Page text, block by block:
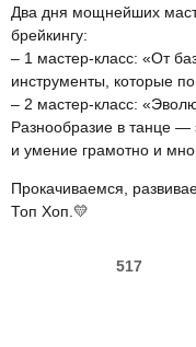
Два дня мощнейших
брейкингу:
– 1 мастер-класс: «От
инструменты, которые
– 2 мастер-класс:
Разнообразие в танце —
и умение грамотно и
Прокачиваемся,
Топ Хоп.💛
517